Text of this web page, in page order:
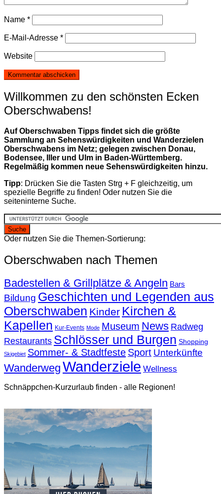
Name *
E-Mail-Adresse *
Website
Willkommen zu den schönsten Ecken
Oberschwabens!
Auf Oberschwaben Tipps findet sich die größte
Sammlung an Sehenswürdigkeiten und Wanderzielen
Oberschwabens im Netz; gelegen zwischen Donau,
Bodensee, Iller und Ulm in Baden-Württemberg.
Regelmäßig kommen neue Sehenswürdigkeiten hinzu.
Tipp: Drücken Sie die Tasten Strg + F gleichzeitig, um
spezielle Begriffe zu finden! Oder nutzen Sie die
seiteninterne Suche.
Oder nutzen Sie die Themen-Sortierung:
Oberschwaben nach Themen
Badestellen & Grillplätze & Angeln Bars
Bildung Geschichten und Legenden aus
Oberschwaben Kinder Kirchen &
Kapellen Kur-Events Mode Museum News Radweg
Restaurants Schlösser und Burgen Shopping
Skigebiet Sommer- & Stadtfeste Sport Unterkünfte
Wanderweg Wanderziele Wellness
Schnäppchen-Kurzurlaub finden - alle Regionen!